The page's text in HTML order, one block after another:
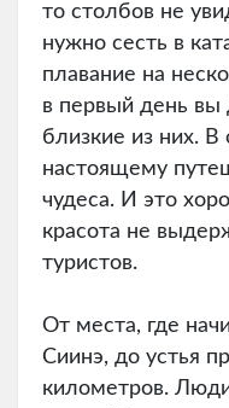
то столбов не
нужно сесть в
плавание на
в первый день вы
близкие из них.
настоящему
чудеса. И это
красота не
туристов.
От места, где
Сиинэ, до устья
километров. Люди